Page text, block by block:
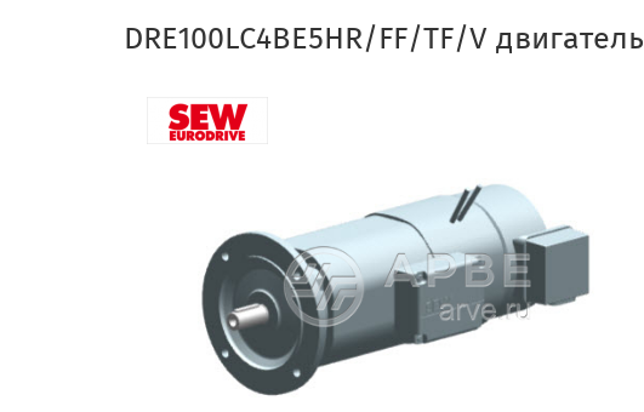
DRE100LC4BE5HR/FF/TF/V двигатель